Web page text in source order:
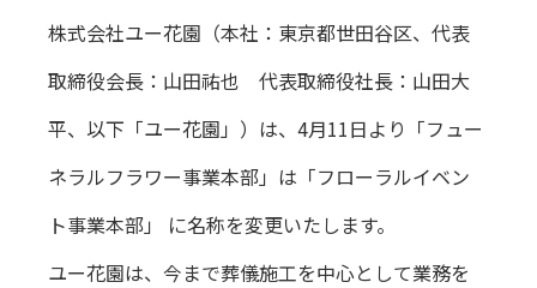
株式会社ユー花園（本社：東京都世田谷区、代表
取締役会長：山田祐也 代表取締役社長：山田大
平、以下「ユー花園」）は、4月11日より「フュー
ネラルフラワー事業本部」は「フローラルイベン
ト事業本部」 に名称を変更いたします。
ユー花園は、今まで葬儀施工を中心として業務を